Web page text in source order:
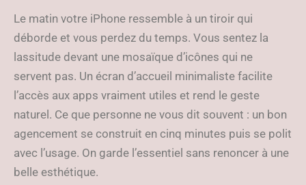
Le matin votre iPhone ressemble à un tiroir qui
déborde et vous perdez du temps. Vous sentez la
lassitude devant une mosaïque d’icônes qui ne
servent pas. Un écran d’accueil minimaliste facilite
l’accès aux apps vraiment utiles et rend le geste
naturel. Ce que personne ne vous dit souvent : un bon
agencement se construit en cinq minutes puis se polit
avec l’usage. On garde l’essentiel sans renoncer à une
belle esthétique.